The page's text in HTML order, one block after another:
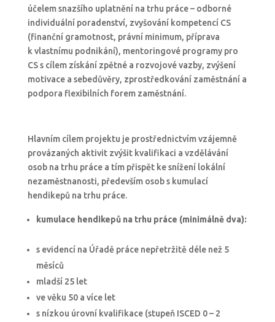
účelem snazšího uplatnění na trhu práce – odborné
individuální poradenství, zvyšování kompetencí CS
(finanční gramotnost, právní minimum, příprava
k vlastnímu podnikání), mentoringové programy pro
CS s cílem získání zpětné a rozvojové vazby, zvýšení
motivace a sebedůvěry, zprostředkování zaměstnání a
podpora flexibilních forem zaměstnání.
Hlavním cílem projektu je prostřednictvím vzájemně
provázaných aktivit zvýšit kvalifikaci a vzdělávání
osob na trhu práce a tím přispět ke snížení lokální
nezaměstnanosti, především osob s kumulací
hendikepů na trhu práce.
kumulace hendikepů na trhu práce (minimálně dva):
s evidencí na Úřadě práce nepřetržitě déle než 5
měsíců
mladší 25 let
ve věku 50 a více let
s nízkou úrovní kvalifikace (stupeň ISCED 0 – 2